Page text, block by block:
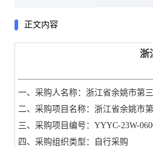
正文内容
浙
一、采购人名称： 浙江省余姚市第
二、采购项目名称： 浙江省余姚市
三、采购项目编号： YYYC-23W-
四、采购组织类型：自行采购